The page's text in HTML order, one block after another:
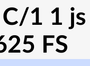
1 1
FS